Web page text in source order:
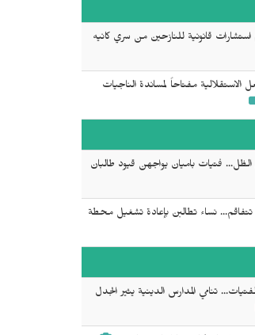
قانونية للنازحين من سري كانيه
الاستقلالية مفتاحاً لمساندة الناجيات
فتيات باميان يواجهن قيود طالبان
تتفاقم... نساء تطالبن بإعادة تشغيل محطة
تنامي المدارس الدينية يثير الجدل